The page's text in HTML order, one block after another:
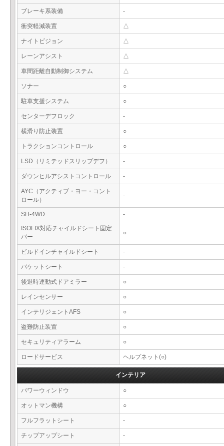
ブレーキ系装備 -
衝突軽減装置 △
ナイトビジョン △
レーンアシスト △
車間距離自動制御システム △
ソナー ○
駐車支援システム ○
センターデフロック -
横滑り防止装置 ○
トラクションコントロール ○
LSD（リミテッドスリップデフ） -
ダウンヒルアシストコントロール -
AYC（アクティブ・ヨー・コント
ロール）
-
SH-4WD
-
ISOFIX対応チャイルドシート固定
バー
○
ビルドインチャイルドシート -
バケットシート -
後退時連動式ドアミラー ○
レインセンサー ○
インテリジェントAFS ○
盗難防止装置 ○
セキュリティアラーム ○
ロードサービス ヘルプネット(○)
インテリア
パワーウィンドウ ○
オットマン機構 ○
フルフラットシート -
チップアップシート -